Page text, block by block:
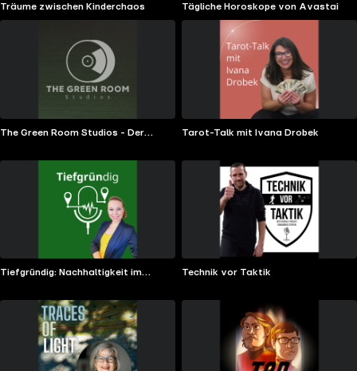
Träume zwischen Kinderchaos Tägliche Horoskope von Avastai
The Green Room Studios - Der
Tarot-Talk mit Ivana Drobek
Tiefgründig: Nachhaltigkeit im
Technik vor Taktik